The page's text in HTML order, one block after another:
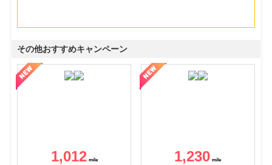
その他おすすめキャンペーン
1,012 1,230